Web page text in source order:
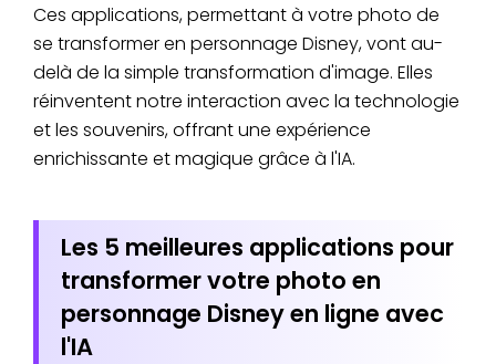
Ces applications, permettant à votre photo de
se transformer en personnage Disney, vont au-
delà de la simple transformation d'image. Elles
réinventent notre interaction avec la technologie
et les souvenirs, offrant une expérience
enrichissante et magique grâce à l'IA.
Les 5 meilleures applications pour
transformer votre photo en
personnage Disney en ligne avec
l'IA